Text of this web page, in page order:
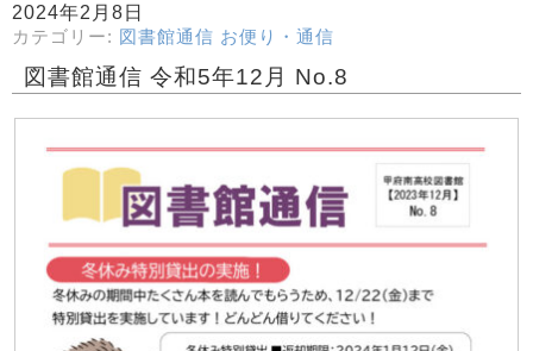
2024年2月8日
カテゴリー: 図書館通信 お便り・通信
図書館通信 令和5年12月 No.8